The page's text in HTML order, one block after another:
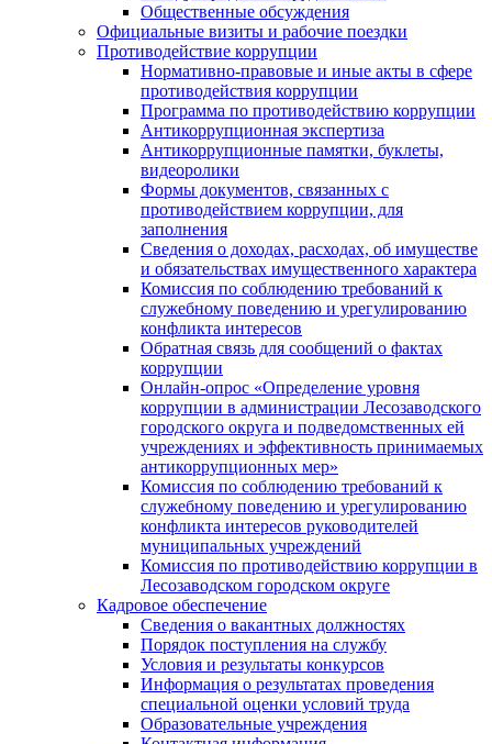
Общественные обсуждения
Официальные визиты и рабочие поездки
Противодействие коррупции
Нормативно-правовые и иные акты в сфере
противодействия коррупции
Программа по противодействию коррупции
Антикоррупционная экспертиза
Антикоррупционные памятки, буклеты,
видеоролики
Формы документов, связанных с
противодействием коррупции, для
заполнения
Сведения о доходах, расходах, об имуществе
и обязательствах имущественного характера
Комиссия по соблюдению требований к
служебному поведению и урегулированию
конфликта интересов
Обратная связь для сообщений о фактах
коррупции
Онлайн-опрос «Определение уровня
коррупции в администрации Лесозаводского
городского округа и подведомственных ей
учреждениях и эффективность принимаемых
антикоррупционных мер»
Комиссия по соблюдению требований к
служебному поведению и урегулированию
конфликта интересов руководителей
муниципальных учреждений
Комиссия по противодействию коррупции в
Лесозаводском городском округе
Кадровое обеспечение
Сведения о вакантных должностях
Порядок поступления на службу
Условия и результаты конкурсов
Информация о результатах проведения
специальной оценки условий труда
Образовательные учреждения